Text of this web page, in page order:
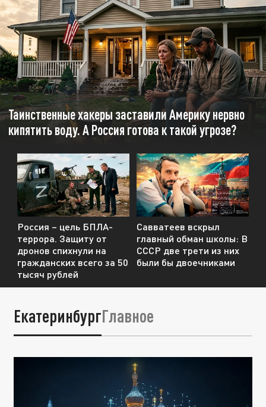
Таинственные хакеры заставили Америку нервно
кипятить воду. А Россия готова к такой угрозе?
Россия – цель БПЛА-
террора. Защиту от
дронов спихнули на
гражданских всего за 50
тысяч рублей
Савватеев вскрыл
главный обман школы: В
СССР две трети из них
были бы двоечниками
ЕкатеринбургГлавное